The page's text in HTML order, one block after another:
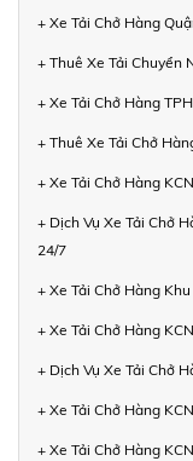
+ Xe Tải Chở Hàng
+ Thuê Xe Tải Chuyển
+ Xe Tải Chở Hàng
+ Thuê Xe Tải Chở
+ Xe Tải Chở Hàng
+ Dịch Vụ Xe Tải Chở
24/7
+ Xe Tải Chở Hàng
+ Xe Tải Chở Hàng
+ Dịch Vụ Xe Tải Chở
+ Xe Tải Chở Hàng
+ Xe Tải Chở Hàng